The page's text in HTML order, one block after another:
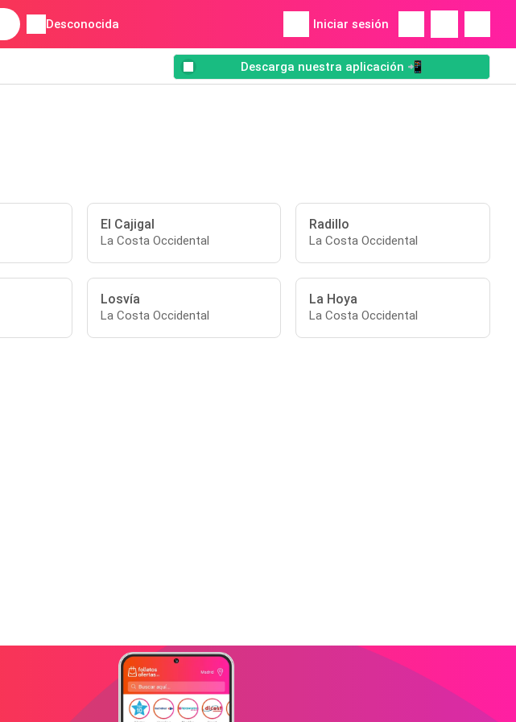
Desconocida Iniciar sesión
Descarga nuestra aplicación 📲
El Cajigal
La Costa Occidental
Radillo
La Costa Occidental
Losvía
La Costa Occidental
La Hoya
La Costa Occidental